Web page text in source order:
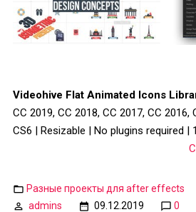
Videohive Flat Animated Icons
CC 2019, CC 2018, CC 2017, CC 2016,
CS6 | Resizable | No plugins required |
Разные проекты для after effects
admins
09.12.2019 0